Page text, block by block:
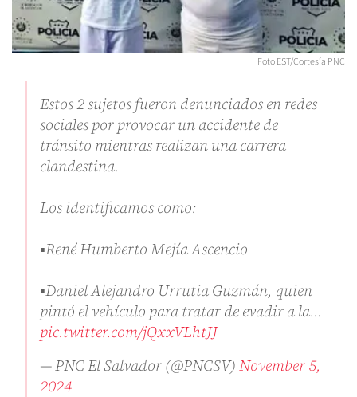
Foto EST/Cortesía PNC
Estos 2 sujetos fueron denunciados en redes
sociales por provocar un accidente de
tránsito mientras realizan una carrera
clandestina.
Los identificamos como:
▪️René Humberto Mejía Ascencio
▪️Daniel Alejandro Urrutia Guzmán, quien
pintó el vehículo para tratar de evadir a la…
pic.twitter.com/jQxxVLhtJJ
— PNC El Salvador (@PNCSV)November 5,
2024